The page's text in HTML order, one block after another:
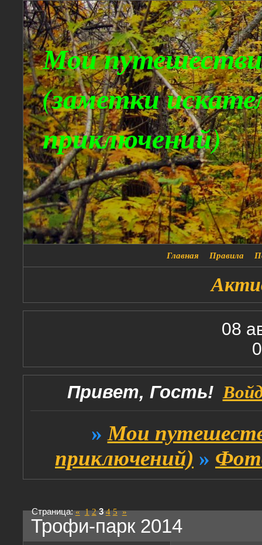
Мои
(заметки
приключений)
Главная Правила
08
Привет, Гость!
» Мои
приключений) »
Трофи-парк 2014
Страница:« 1 2 3 4 5 »